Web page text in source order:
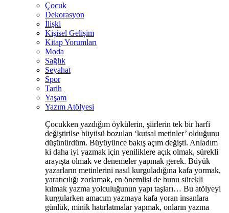
Çocuk
Dekorasyon
İlişki
Kişisel Gelişim
Kitap Yorumları
Moda
Sağlık
Seyahat
Spor
Tarih
Yaşam
Yazım Atölyesi
Çocukken yazdığım öykülerin, şiirlerin tek bir harfi
değiştirilse büyüsü bozulan ‘kutsal metinler’ olduğunu
düşünürdüm. Büyüyünce bakış açım değişti. Anladım
ki daha iyi yazmak için yeniliklere açık olmak, sürekli
arayışta olmak ve denemeler yapmak gerek. Büyük
yazarların metinlerini nasıl kurguladığına kafa yormak,
yaratıcılığı zorlamak, en önemlisi de bunu sürekli
kılmak yazma yolculuğunun yapı taşları… Bu atölyeyi
kurgularken amacım yazmaya kafa yoran insanlara
günlük, minik hatırlatmalar yapmak, onların yazma